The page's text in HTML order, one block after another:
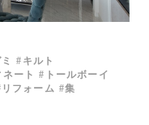
キルト
ネート
トールボーイ
リフォーム 集